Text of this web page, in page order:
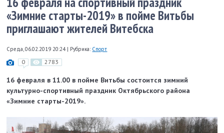
«Зимние старты-2019» в пойме Витьбы
приглашают жителей Витебска
Среда, 06.02.2019 20:24 | Рубрика: Спорт
0 2783
16 февраля в 11.00 в пойме Витьбы состоится зимний
культурно-спортивный праздник Октябрьского района
«Зимние старты-2019».